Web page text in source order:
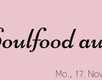
Mo., 17.